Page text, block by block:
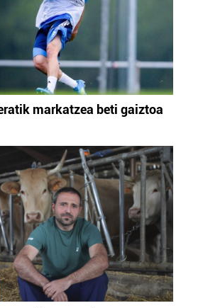
markatzea beti gaiztoa